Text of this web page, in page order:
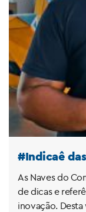
#Indicaê
As Naves do
de dicas e
inovação.